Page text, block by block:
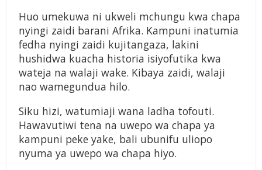
Huo umekuwa ni ukweli mchungu kwa chapa
nyingi zaidi barani Afrika. Kampuni inatumia
fedha nyingi zaidi kujitangaza, lakini
hushidwa kuacha historia isiyofutika kwa
wateja na walaji wake. Kibaya zaidi, walaji
nao wamegundua hilo.
Siku hizi, watumiaji wana ladha tofouti.
Hawavutiwi tena na uwepo wa chapa ya
kampuni peke yake, bali ubunifu uliopo
nyuma ya uwepo wa chapa hiyo.